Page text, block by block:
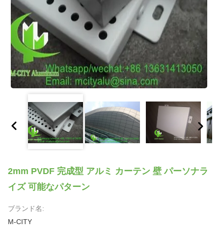
2mm PVDF 完成型 アルミ カーテン 壁 パーソナラ
イズ 可能なパターン
ブランド名:
M-CITY